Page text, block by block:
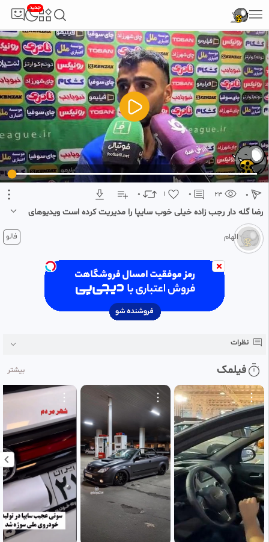
جدید
5
تبلیغ 1 از 2
0 1 0 23 0
رضا گله دار رجب زاده خیلی خوب سایپا را مدیریت کرده است ویدیوهای
روز ایران و جهان 5
رضا گله‌دار رجب زاده خیلی خوب سایپا را مدیریت کرده است ویدیوهای روز ایران
و جهان 5 || با بخش ویدئو فوتبالی تمام لیگ های فوتبال جهان را به خانه بیاورید
| اختصاصی,شهرداری نوشهر,سایپا,رضا گله‌دار,لیگ یک ||
الهام فالو
نظرات
فیلمک بیشتر